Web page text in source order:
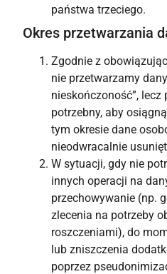
państwa trzeciego.
Okres przetwarzania
Zgodnie z
nie przetwarzamy
nieskończoność”, lecz
potrzebny, aby
tym okresie dane
nieodwracalnie
W sytuacji, gdy nie
innych operacji na
przechowywanie (np.
zlecenia na potrzeby
roszczeniami), do
lub zniszczenia
poprzez